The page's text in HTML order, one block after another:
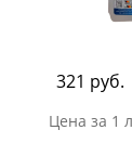
321 руб.
Цена за 1